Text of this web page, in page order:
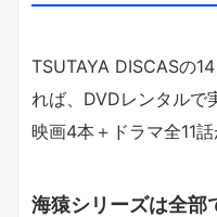
TSUTAYA DISCASの
れば、DVDレンタルで
映画4本＋ドラマ全11
海猿シリーズは全部